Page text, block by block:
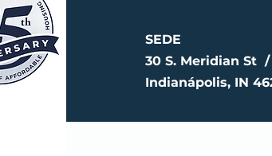
SEDE
30 S. Meridian St /
Indianápolis, IN